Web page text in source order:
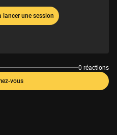
lancer une session
0 réactions
vous